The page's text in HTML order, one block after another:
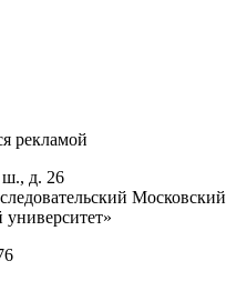
рекламой
ш., д. 26
Московский
университет»